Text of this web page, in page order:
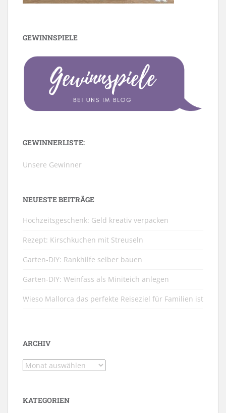
GEWINNSPIELE
GEWINNERLISTE:
Unsere Gewinner
NEUESTE BEITRÄGE
Hochzeitsgeschenk: Geld kreativ verpacken
Rezept: Kirschkuchen mit Streuseln
Garten-DIY: Rankhilfe selber bauen
Garten-DIY: Weinfass als Miniteich anlegen
Wieso Mallorca das perfekte Reiseziel für Familien ist
ARCHIV
Archiv
KATEGORIEN